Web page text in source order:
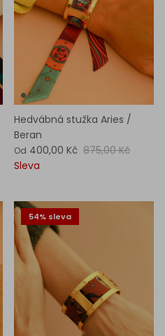
Hedvábná stužka Aries /
Beran
Od 400,00 Kč 875,00 Kč
Sleva
54% sleva